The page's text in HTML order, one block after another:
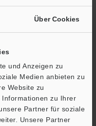
Über Cookies
und Anzeigen zu
Medien anbieten zu
Website zu
zu Ihrer
Partner für soziale
Unsere Partner